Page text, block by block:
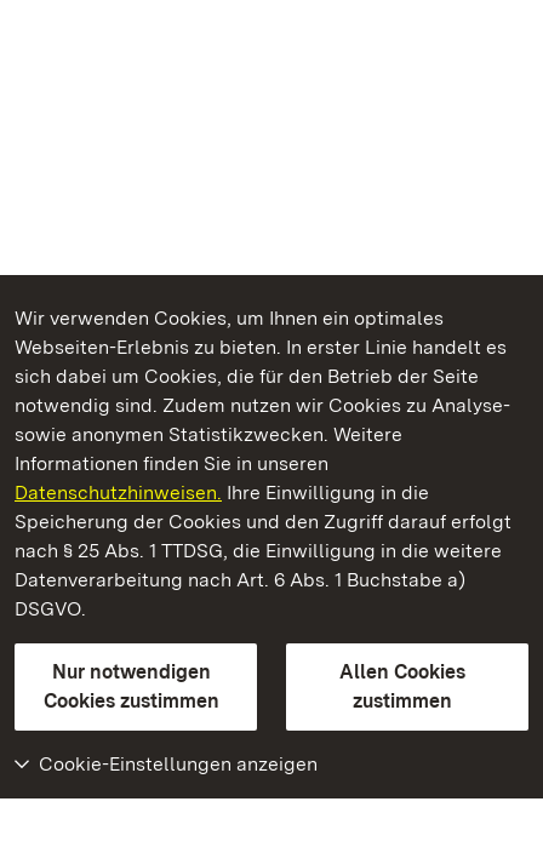
Wir verwenden Cookies, um Ihnen ein optimales
Webseiten-Erlebnis zu bieten. In erster Linie handelt es
sich dabei um Cookies, die für den Betrieb der Seite
notwendig sind. Zudem nutzen wir Cookies zu Analyse-
sowie anonymen Statistikzwecken. Weitere
Informationen finden Sie in unseren
Datenschutzhinweisen. Ihre Einwilligung in die
Speicherung der Cookies und den Zugriff darauf erfolgt
nach § 25 Abs. 1 TTDSG, die Einwilligung in die weitere
Datenverarbeitung nach Art. 6 Abs. 1 Buchstabe a)
DSGVO.
Nur notwendigen
Cookies zustimmen
Allen Cookies
zustimmen
Cookie-Einstellungen anzeigen
Kommen. Staunen. Genießen.
Staatliche Schlösser und Gärten Baden‑Württemberg
Staatliche Schlösser und Gärten Baden-Württemberg
Kontakt
GebärdenspracheLeichte Sprache
Erklärung zur Barrierefreiheit
BITV-konform (geprüfte Seiten)
Weiteres